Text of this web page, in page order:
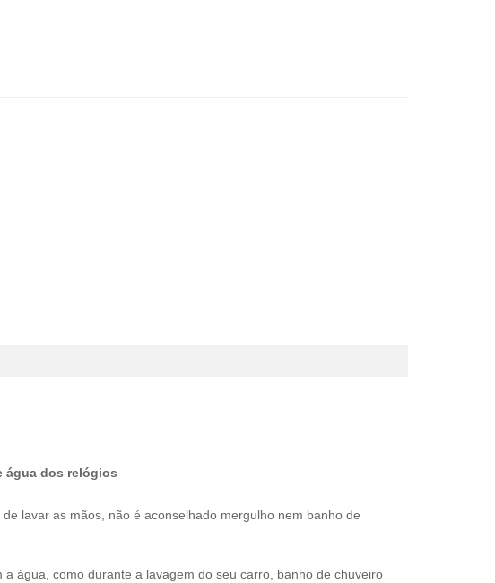
água dos relógios
lavar as mãos, não é aconselhado mergulho nem banho de
água, como durante a lavagem do seu carro, banho de chuveiro